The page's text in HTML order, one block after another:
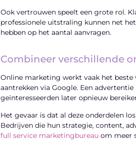
Ook vertrouwen speelt een grote rol.
professionele uitstraling kunnen net
hebben op het aantal aanvragen.
Combineer verschillende
Online marketing werkt vaak het beste
aantrekken via Google. Een
geïnteresseerden later opnieuw
Het gevaar is dat al deze onderdelen
Bedrijven die hun strategie, content,
full service marketingbureau om meer